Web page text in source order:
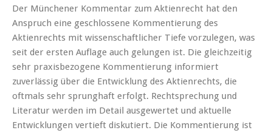
Der Münchener Kommentar zum Aktienrecht hat den
Anspruch eine geschlossene Kommentierung des
Aktienrechts mit wissenschaftlicher Tiefe vorzulegen, was
seit der ersten Auflage auch gelungen ist. Die gleichzeitig
sehr praxisbezogene Kommentierung informiert
zuverlässig über die Entwicklung des Aktienrechts, die
oftmals sehr sprunghaft erfolgt. Rechtsprechung und
Literatur werden im Detail ausgewertet und aktuelle
Entwicklungen vertieft diskutiert. Die Kommentierung ist